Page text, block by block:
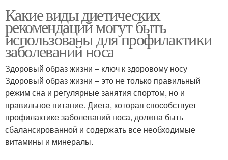
Какие виды диетических
рекомендаций могут быть
использованы для профилактики
заболеваний носа
Здоровый образ жизни – ключ к здоровому носу
Здоровый образ жизни – это не только правильный
режим сна и регулярные занятия спортом, но и
правильное питание. Диета, которая способствует
профилактике заболеваний носа, должна быть
сбалансированной и содержать все необходимые
витамины и минералы.